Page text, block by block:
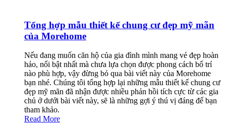
Tổng hợp mẫu thiết kế chung cư đẹp mỹ mãn
của Morehome
Nếu đang muốn căn hộ của gia đình mình mang vẻ đẹp hoàn
hảo, nổi bật nhất mà chưa lựa chọn được phong cách bố trí
nào phù hợp, vậy đừng bỏ qua bài viết này của Morehome
bạn nhé. Chúng tôi tổng hợp lại những mẫu thiết kế chung cư
đẹp mỹ mãn đã nhận được nhiều phản hồi tích cực từ các gia
chủ ở dưới bài viết này, sẽ là những gợi ý thú vị đáng để bạn
tham khảo.
Read More